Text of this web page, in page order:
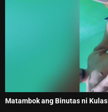
Matambok ang Binutas ni Kulas